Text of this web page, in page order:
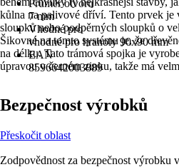
Průměr otvoru
7 mm
Vhodné pro
vhodné pro hranoly 90x90 mm
EAN
8596642003889
kůlna na palivové dříví. Tento prvek je
sloupků nebo podpěrných sloupků o
Šikovné na tomto systému je, že
na délku. Tato trámová spojka je
úpravou v černém zinku, takže má
Bezpečnost výrobků
Přeskočit oblast
Zodpovědnost za bezpečnost výrobku